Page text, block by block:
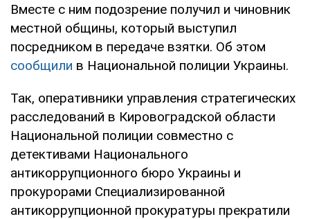
Вместе с ним подозрение получил и чиновник
местной общины, который выступил
посредником в передаче взятки. Об этом
сообщили в Национальной полиции Украины.
Так, оперативники управления стратегических
расследований в Кировоградской области
Национальной полиции совместно с
детективами Национального
антикоррупционного бюро Украины и
прокурорами Специализированной
антикоррупционной прокуратуры прекратили